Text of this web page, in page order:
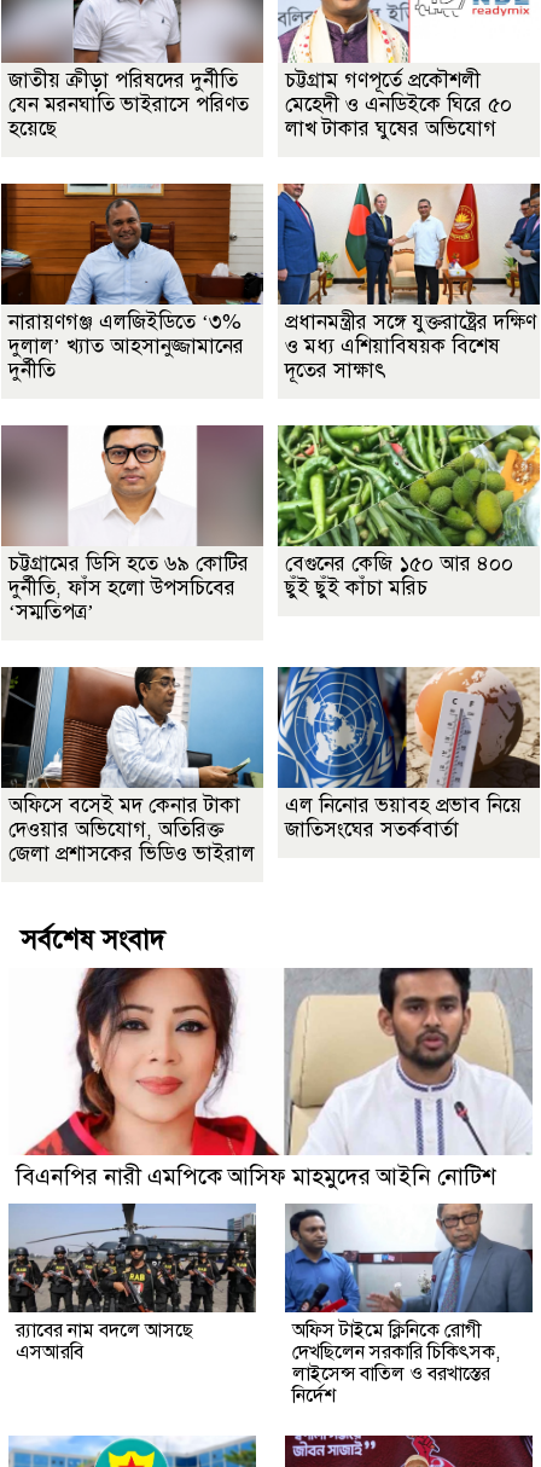
জাতীয় ক্রীড়া পরিষদের দুর্নীতি
যেন মরনঘাতি ভাইরাসে পরিণত
হয়েছে
চট্টগ্রাম গণপূর্তে প্রকৌশলী
মেহেদী ও এনডিইকে ঘিরে ৫০
লাখ টাকার ঘুষের অভিযোগ
নারায়ণগঞ্জ এলজিইডিতে ‘৩%
দুলাল’ খ্যাত আহসানুজ্জামানের
দুর্নীতি
প্রধানমন্ত্রীর সঙ্গে যুক্তরাষ্ট্রের দক্ষিণ
ও মধ্য এশিয়াবিষয়ক বিশেষ
দূতের সাক্ষাৎ
চট্টগ্রামের ডিসি হতে ৬৯ কোটির
দুর্নীতি, ফাঁস হলো উপসচিবের
‘সম্মতিপত্র’
বেগুনের কেজি ১৫০ আর ৪০০
ছুঁই ছুঁই কাঁচা মরিচ
অফিসে বসেই মদ কেনার টাকা
দেওয়ার অভিযোগ, অতিরিক্ত
জেলা প্রশাসকের ভিডিও ভাইরাল
এল নিনোর ভয়াবহ প্রভাব নিয়ে
জাতিসংঘের সতর্কবার্তা
সর্বশেষ সংবাদ
বিএনপির নারী এমপিকে আসিফ মাহমুদের আইনি নোটিশ
র‍্যাবের নাম বদলে আসছে
এসআরবি
অফিস টাইমে ক্লিনিকে রোগী
দেখছিলেন সরকারি চিকিৎসক,
লাইসেন্স বাতিল ও বরখাস্তের
নির্দেশ